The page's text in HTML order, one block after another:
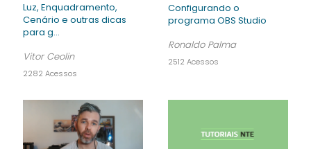
Luz, Enquadramento,
Cenário e outras dicas
para g...
Vitor Ceolin
2282 Acessos
Configurando o
programa OBS Studio
Ronaldo Palma
2512 Acessos